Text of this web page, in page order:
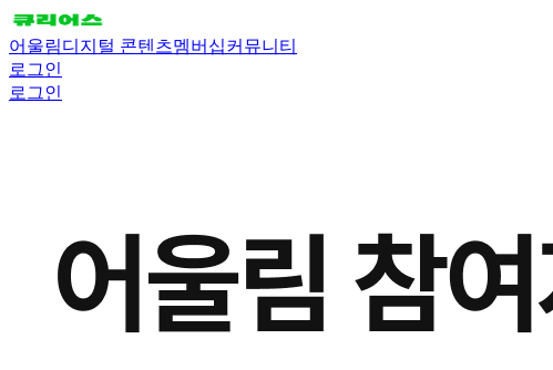
어울림디지털 콘텐츠멤버십커뮤니티
로그인
로그인